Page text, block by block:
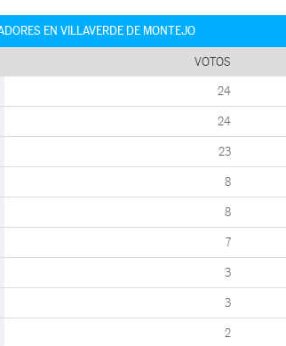
EN VILLAVERDE DE MONTEJO
VOTOS
24
24
23
8
8
7
3
3
2